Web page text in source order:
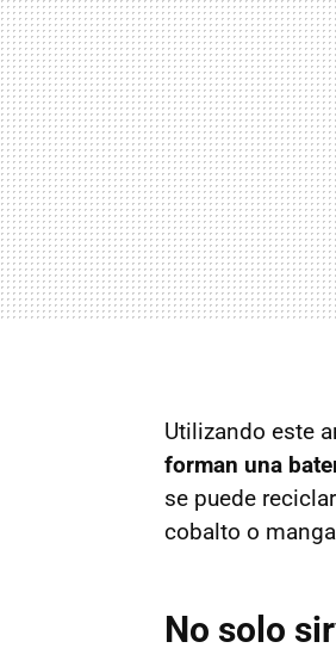
Utilizando este
forman una
se puede
cobalto o
No solo